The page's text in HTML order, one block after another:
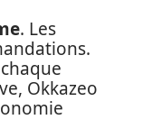
. Les
Okkazeo